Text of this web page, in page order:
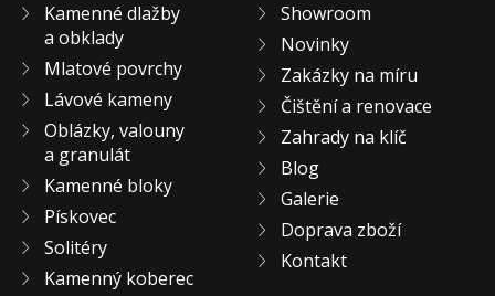
Kamenné dlažby
a obklady
Mlatové povrchy
Lávové kameny
Oblázky, valouny
a granulát
Kamenné bloky
Pískovec
Solitéry
Kamenný koberec
Showroom
Novinky
Zakázky na míru
Čištění a renovace
Zahrady na klíč
Blog
Galerie
Doprava zboží
Kontakt